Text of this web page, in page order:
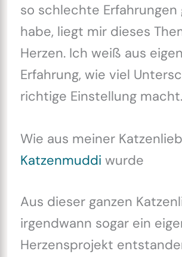
so schlechte
habe, liegt mir dieses
Herzen. Ich weiß aus
Erfahrung, wie viel
richtige Einstellung macht.
Wie aus meiner
Katzenmuddi wurde
Aus dieser ganzen
irgendwann sogar ein
Herzensprojekt